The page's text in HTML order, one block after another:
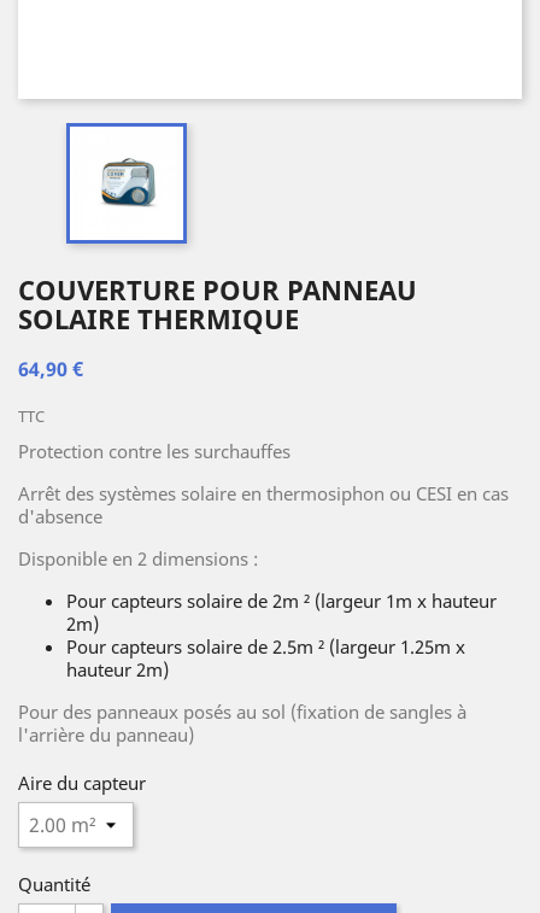
COUVERTURE POUR PANNEAU
SOLAIRE THERMIQUE
64,90 €
TTC
Protection contre les surchauffes
Arrêt des systèmes solaire en thermosiphon ou CESI en cas
d'absence
Disponible en 2 dimensions :
Pour capteurs solaire de 2m ² (largeur 1m x hauteur
2m)
Pour capteurs solaire de 2.5m ² (largeur 1.25m x
hauteur 2m)
Pour des panneaux posés au sol (fixation de sangles à
l'arrière du panneau)
Aire du capteur
Quantité